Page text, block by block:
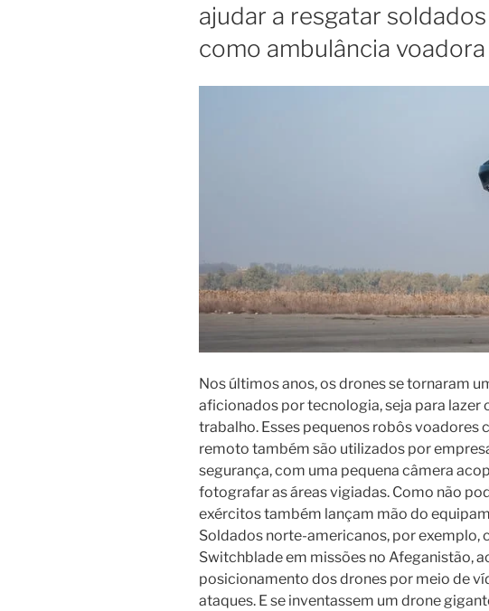
ajudar a resgatar
como ambulância voadora
Nos últimos anos, os drones se tornaram
aficionados por tecnologia, seja para lazer
trabalho. Esses pequenos robôs
remoto também são utilizados por
segurança, com uma pequena câmera
fotografar as áreas vigiadas. Como não
exércitos também lançam mão do
Soldados norte-americanos, por exemplo,
Switchblade em missões no Afeganistão,
posicionamento dos drones por meio de
ataques. E se inventassem um drone